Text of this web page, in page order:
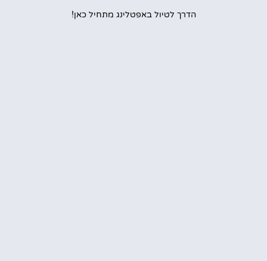
הדרך לטיול באפטלינג מתחיל כאן!